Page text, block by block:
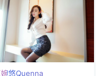
悠Quenna